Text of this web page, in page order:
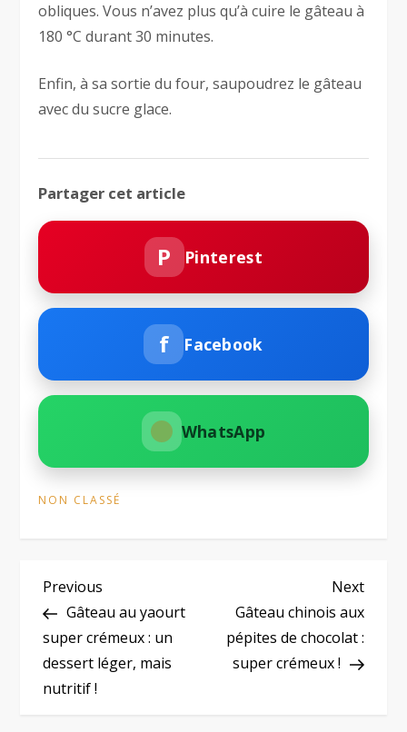
obliques. Vous n’avez plus qu’à cuire le gâteau à
180 °C durant 30 minutes.
Enfin, à sa sortie du four, saupoudrez le gâteau
avec du sucre glace.
Partager cet article
P Pinterest
f Facebook
WhatsApp
NON CLASSÉ
N
a
v
Previous
Post
Previous
Gâteau au yaourt
super crémeux : un
dessert léger, mais
nutritif !
Next
Post
Next
Gâteau chinois aux
pépites de chocolat :
super crémeux !